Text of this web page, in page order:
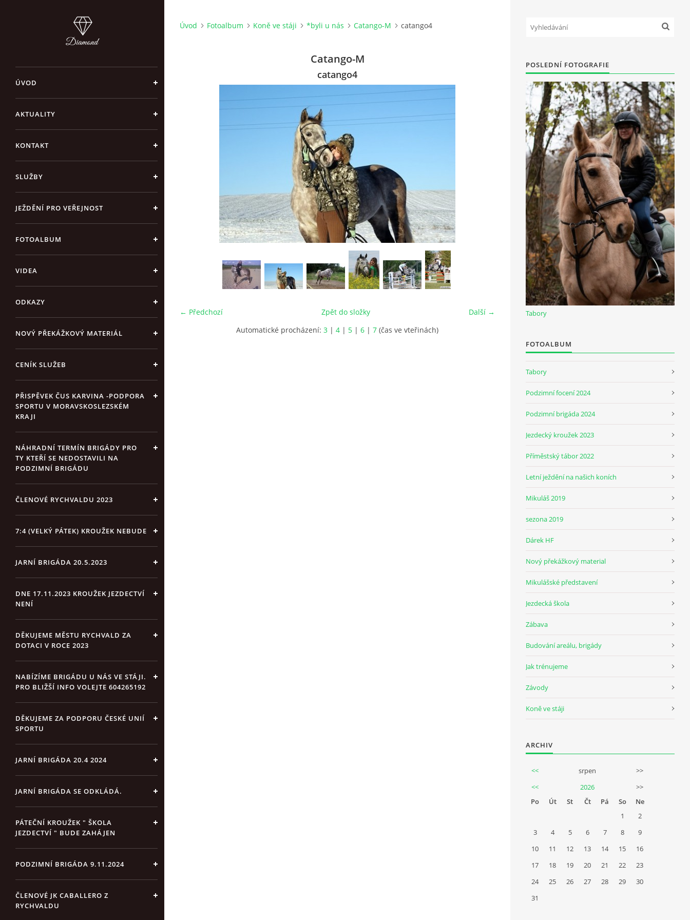
ÚVOD
AKTUALITY
KONTAKT
SLUŽBY
JEŽDĚNÍ PRO VEŘEJNOST
FOTOALBUM
VIDEA
ODKAZY
NOVÝ PŘEKÁŽKOVÝ MATERIÁL
CENÍK SLUŽEB
PŘISPĚVEK ČUS KARVINA -PODPORA
SPORTU V MORAVSKOSLEZSKÉM
KRAJI
NÁHRADNÍ TERMÍN BRIGÁDY PRO
TY KTEŘÍ SE NEDOSTAVILI NA
PODZIMNÍ BRIGÁDU
ČLENOVÉ RYCHVALDU 2023
7:4 (VELKÝ PÁTEK) KROUŽEK NEBUDE
JARNÍ BRIGÁDA 20.5.2023
DNE 17.11.2023 KROUŽEK JEZDECTVÍ
NENÍ
DĚKUJEME MĚSTU RYCHVALD ZA
DOTACI V ROCE 2023
NABÍZÍME BRIGÁDU U NÁS VE STÁJI.
PRO BLIŽŠÍ INFO VOLEJTE 604265192
DĚKUJEME ZA PODPORU ČESKÉ UNIÍ
SPORTU
JARNÍ BRIGÁDA 20.4 2024
JARNÍ BRIGÁDA SE ODKLÁDÁ.
PÁTEČNÍ KROUŽEK " ŠKOLA
JEZDECTVÍ " BUDE ZAHÁJEN
PODZIMNÍ BRIGÁDA 9.11.2024
ČLENOVÉ JK CABALLERO Z
RYCHVALDU
Úvod Fotoalbum Koně ve stáji *byli u nás Catango-M catango4
Catango-M
catango4
← Předchozí Další →
Zpět do složky
Automatické procházení: 3 | 4 | 5 | 6 | 7 (čas ve vteřinách)
POSLEDNÍ FOTOGRAFIE
Tabory
FOTOALBUM
Tabory
Podzimní focení 2024
Podzimní brigáda 2024
Jezdecký kroužek 2023
Příměstský tábor 2022
Letní ježdění na našich koních
Mikuláš 2019
sezona 2019
Dárek HF
Nový překážkový material
Mikulášské představení
Jezdecká škola
Zábava
Budování areálu, brigády
Jak trénujeme
Závody
Koně ve stáji
ARCHIV
<< srpen
>>
<<
2026
>>
Po
Út St Čt Pá So
Ne
1
2
3
4 5 6 7 8
9
10
11 12 13 14 15
16
17
18 19 20 21 22
23
24
25 26 27 28 29
30
31